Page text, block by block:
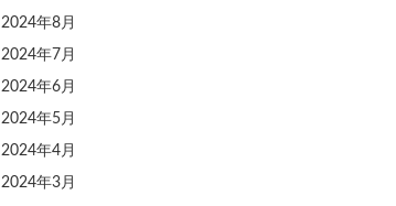
2024年8月
2024年7月
2024年6月
2024年5月
2024年4月
2024年3月